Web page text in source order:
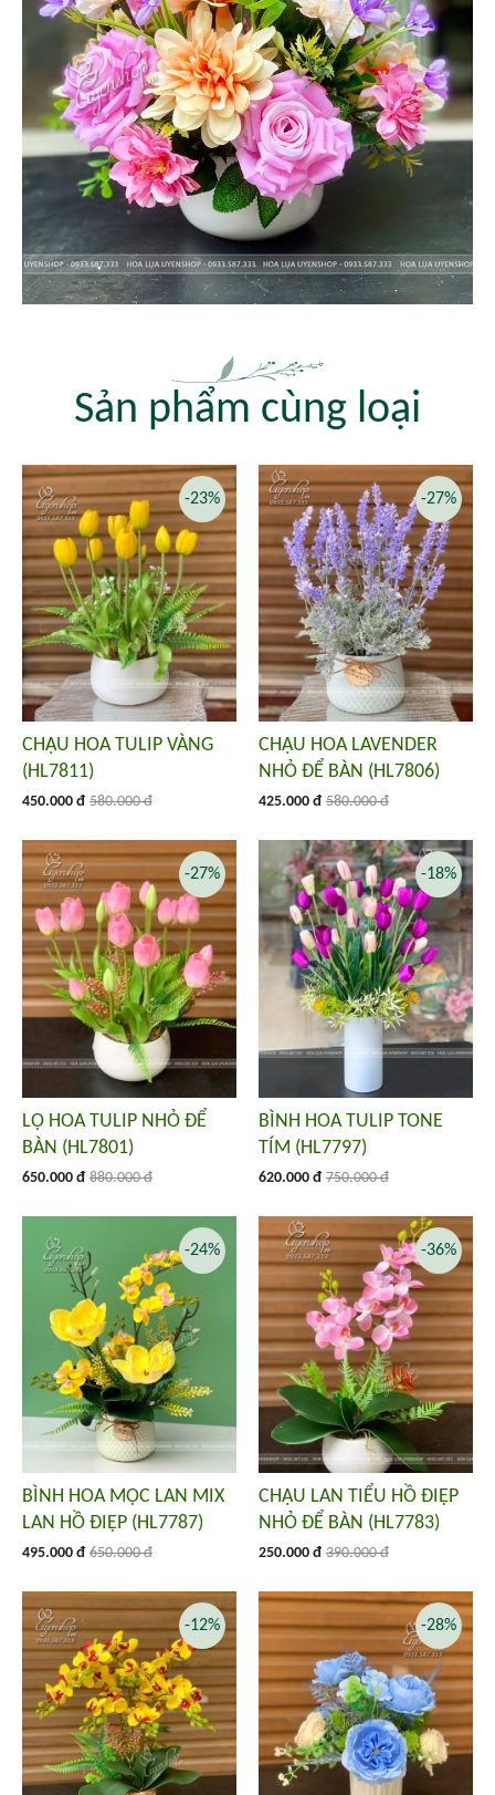
Sản phẩm cùng loại
CHẬU HOA TULIP VÀNG
(HL7811)
450.000 đ 580.000 đ
-23%
CHẬU HOA LAVENDER
NHỎ ĐỂ BÀN (HL7806)
425.000 đ 580.000 đ
-27%
LỌ HOA TULIP NHỎ ĐỂ
BÀN (HL7801)
650.000 đ 880.000 đ
-27%
BÌNH HOA TULIP TONE
TÍM (HL7797)
620.000 đ 750.000 đ
-18%
BÌNH HOA MỘC LAN MIX
LAN HỒ ĐIỆP (HL7787)
495.000 đ 650.000 đ
-24%
CHẬU LAN TIỂU HỒ ĐIỆP
NHỎ ĐỂ BÀN (HL7783)
250.000 đ 390.000 đ
-36%
-12% -28%